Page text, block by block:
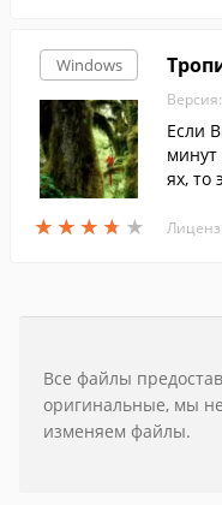
Windows
★ ★ ★ ★ ★
★ ★ ★ ★ ★
Если
минут
ях, то
а
Все файлы
оригинальные, мы
изменяем файлы.